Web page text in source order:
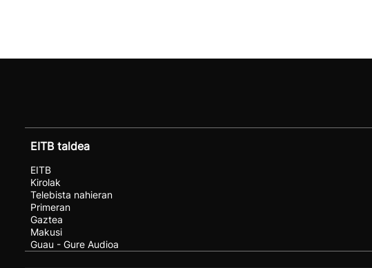
EITB taldea
EITB
Kirolak
Telebista nahieran
Primeran
Gaztea
Makusi
Guau - Gure Audioa